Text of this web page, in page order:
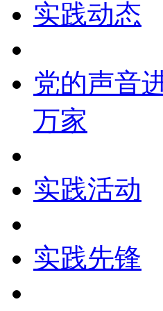
实践动态
党的声音
万家
实践活动
实践先锋